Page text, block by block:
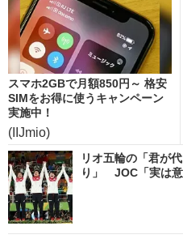
スマホ2GBで月額850円～ 格安
SIMをお得に使うキャンペーン
実施中！
(IIJmio)
リオ五輪の「君が
り」 JOC「実は